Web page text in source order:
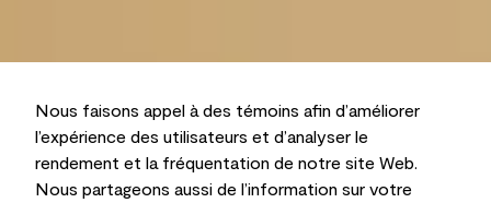
Nous faisons appel à des témoins afin d’améliorer
l’expérience des utilisateurs et d’analyser le
rendement et la fréquentation de notre site Web.
Nous partageons aussi de l’information sur votre